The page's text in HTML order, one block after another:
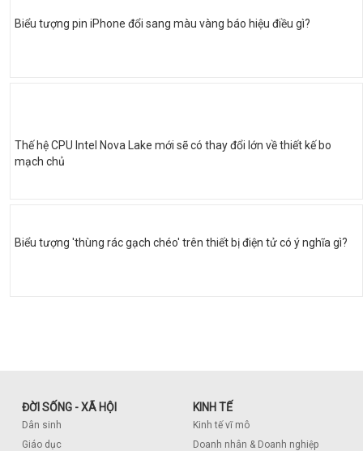
Biểu tượng pin iPhone đổi sang màu vàng báo hiệu điều gì?
Thế hệ CPU Intel Nova Lake mới sẽ có thay đổi lớn về thiết kế bo
mạch chủ
Biểu tượng 'thùng rác gạch chéo' trên thiết bị điện tử có ý nghĩa gì?
ĐỜI SỐNG - XÃ HỘI
Dân sinh
Giáo dục
KINH TẾ
Kinh tế vĩ mô
Doanh nhân & Doanh nghiệp